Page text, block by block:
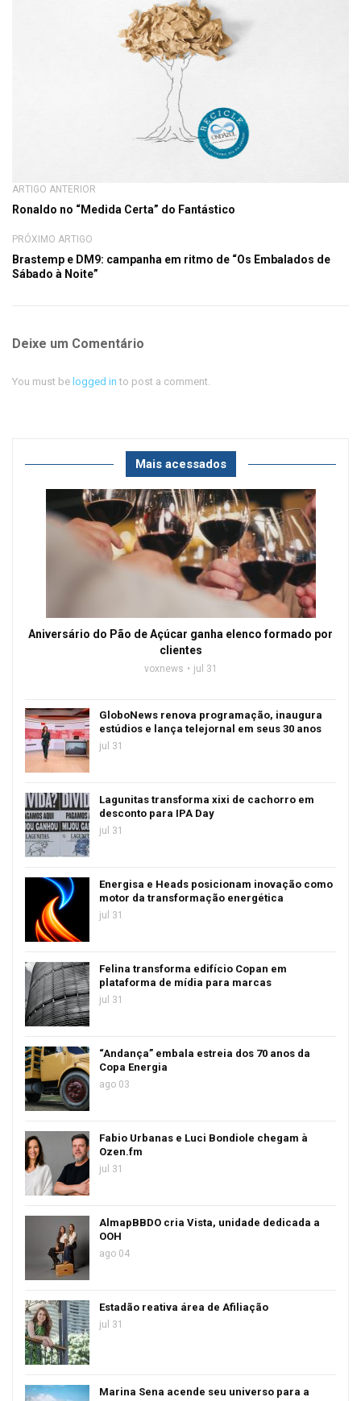
ARTIGO ANTERIOR
Ronaldo no “Medida Certa” do Fantástico
PRÓXIMO ARTIGO
Brastemp e DM9: campanha em ritmo de “Os Embalados de
Sábado à Noite”
Deixe um Comentário
You must be logged in to post a comment.
Mais acessados
Aniversário do Pão de Açúcar ganha elenco formado por
clientes
voxnews jul 31
GloboNews renova programação, inaugura
estúdios e lança telejornal em seus 30 anos
jul 31
Lagunitas transforma xixi de cachorro em
desconto para IPA Day
jul 31
Energisa e Heads posicionam inovação como
motor da transformação energética
jul 31
Felina transforma edifício Copan em
plataforma de mídia para marcas
jul 31
“Andança” embala estreia dos 70 anos da
Copa Energia
ago 03
Fabio Urbanas e Luci Bondiole chegam à
Ozen.fm
jul 31
AlmapBBDO cria Vista, unidade dedicada a
OOH
ago 04
Estadão reativa área de Afiliação
jul 31
Marina Sena acende seu universo para a